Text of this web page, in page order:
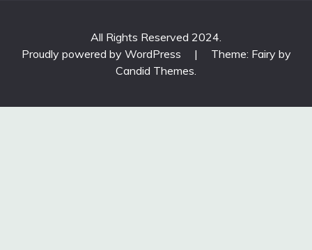
All Rights Reserved 2024.
Proudly powered by WordPress
|
Theme: Fairy by
Candid Themes